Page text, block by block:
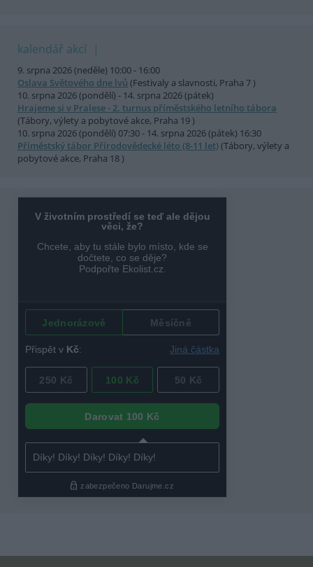
kalendář akcí
9. srpna 2026 (neděle) 10:00 - 16:00
Oslava Světového dne lvů (Festivaly a slavnosti, Praha 7 )
10. srpna 2026 (pondělí) - 14. srpna 2026 (pátek)
Hrajeme si v Pralese - 2. turnus příměstského letního tábora
(Tábory, výlety a pobytové akce, Praha 19 )
10. srpna 2026 (pondělí) 07:30 - 14. srpna 2026 (pátek) 16:30
Příměstský tábor Přírodovědecké léto (8-11 let)(Tábory, výlety a
pobytové akce, Praha 18 )